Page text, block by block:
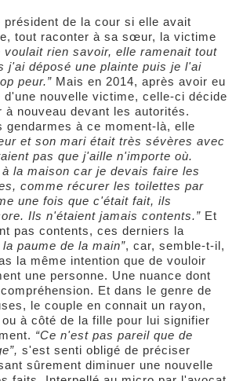
président de la cour si elle avait
tout raconter à sa sœur, la victime
voulait rien savoir, elle ramenait tout
j'ai déposé une plainte puis je l'ai
peur.” Mais en 2014, après avoir eu
nouvelle victime, celle-ci décide
à nouveau devant les autorités.
gendarmes à ce moment-là, elle
et son mari était très sévères avec
pas que j'aille n'importe où.
la maison car je devais faire les
comme récurer les toilettes par
une fois que c'était fait, ils
Ils n'étaient jamais contents.” Et
pas contents, ces derniers la
la paume de la main”, car, semble-t-il,
la même intention que de vouloir
une personne. Une nuance dont
Et dans le genre de
le couple en connait un rayon,
à côté de la fille pour lui signifier
“Ce n'est pas pareil que de
s'est senti obligé de préciser
sûrement diminuer une nouvelle